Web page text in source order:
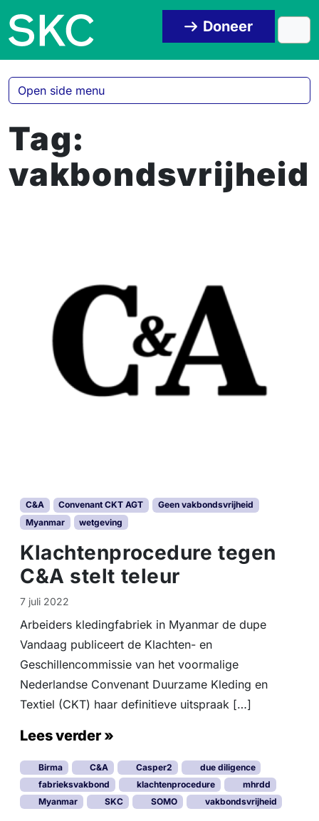
Doneer
Tag:
vakbondsvrijheid
C&A Convenant CKT AGT
Geen vakbondsvrijheid
Myanmar
wetgeving
Klachtenprocedure tegen
C&A stelt teleur
7 juli 2022
Arbeiders kledingfabriek in Myanmar de dupe
Vandaag publiceert de Klachten- en
Geschillencommissie van het voormalige
Nederlandse Convenant Duurzame Kleding en
Textiel (CKT) haar definitieve uitspraak […]
Lees verder »
Birma C&A Casper2
due diligence
fabrieksvakbond
klachtenprocedure
mhrdd
Myanmar
SKC SOMO vakbondsvrijheid
Open side menu